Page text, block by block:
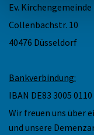
Ev.
Collenbachstr. 10
40476 Düsseldorf
Bankverbindung:
IBAN DE83 3005
Wir freuen uns über
und unsere